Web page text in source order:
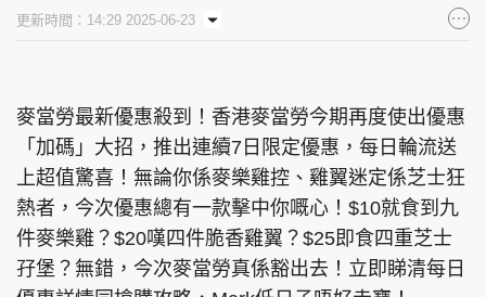
東周刊 cazbuyer 東Touch
PCM 電腦廣場 星島頭條 星島日報
更新時間：14:29 2025-06-23
麥當勞最新優惠殺到！香港麥當勞今期再度使出優惠
「加碼」大招，推出連續7日限定優惠，每日輪流送
上超值驚喜！無論你係麥樂雞控、雞翼迷定係芝士狂
熱者，今次優惠總有一款擊中你嘅心！$10就食到九
件麥樂雞？$20嘆四件脆香雞翼？$25即食四重芝士
孖堡？無錯，今次麥當勞真係豁出去！立即睇清每日